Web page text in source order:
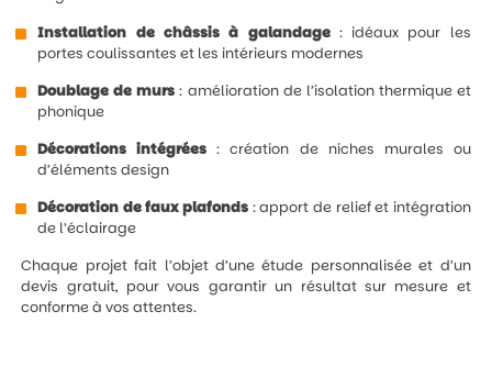
Installation de châssis à galandage: idéaux pour les
portes coulissantes et les intérieurs modernes
Doublage de murs : amélioration de l’isolation thermique et
phonique
Décorations intégrées : création de niches murales ou
d’éléments design
Décoration de faux plafonds : apport de relief et intégration
de l’éclairage
Chaque projet fait l’objet d’une étude personnalisée et d’un
devis gratuit, pour vous garantir un résultat sur mesure et
conforme à vos attentes.